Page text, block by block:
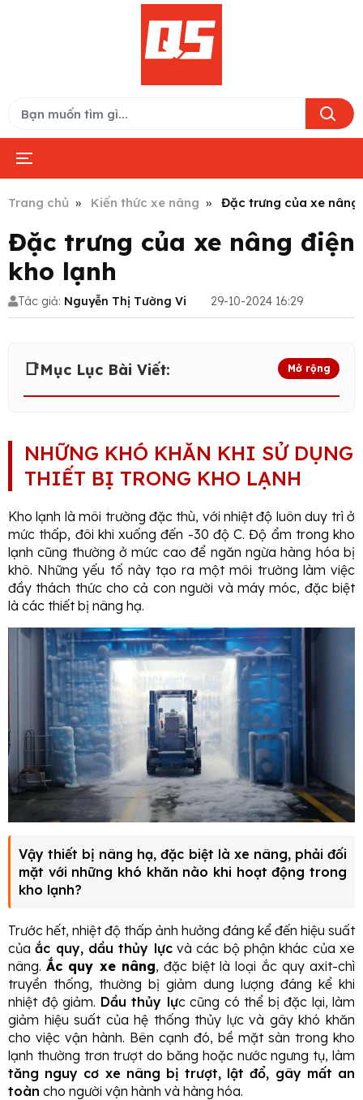
Trang chủ Kiến thức xe nâng Đặc trưng của xe nâng
Đặc trưng của xe nâng điện
kho lạnh
Tác giả: Nguyễn Thị Tường Vi 29-10-2024 16:29
📑Mục Lục Bài Viết: Mở rộng
NHỮNG KHÓ KHĂN KHI SỬ DỤNG
THIẾT BỊ TRONG KHO LẠNH
Kho lạnh là môi trường đặc thù, với nhiệt độ luôn duy trì ở
mức thấp, đôi khi xuống đến -30 độ C. Độ ẩm trong kho
lạnh cũng thường ở mức cao để ngăn ngừa hàng hóa bị
khô. Những yếu tố này tạo ra một môi trường làm việc
đầy thách thức cho cả con người và máy móc, đặc biệt
là các thiết bị nâng hạ.
Vậy thiết bị nâng hạ, đặc biệt là xe nâng, phải đối
mặt với những khó khăn nào khi hoạt động trong
kho lạnh?
Trước hết, nhiệt độ thấp ảnh hưởng đáng kể đến hiệu suất
củaắc quy, dầu thủy lựcvà các bộ phận khác của xe
nâng.Ắc quy xe nâng, đặc biệt là loại ắc quy axit-chì
truyền thống, thường bị giảm dung lượng đáng kể khi
nhiệt độ giảm. Dầu thủy lực cũng có thể bị đặc lại, làm
giảm hiệu suất của hệ thống thủy lực và gây khó khăn
cho việc vận hành. Bên cạnh đó, bề mặt sàn trong kho
lạnh thường trơn trượt do băng hoặc nước ngưng tụ, làm
tăng nguy cơ xe nâng bị trượt, lật đổ, gây mất an
toàn cho người vận hành và hàng hóa.